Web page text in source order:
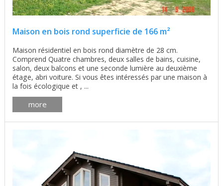
Maison en bois rond superficie de 166 m²
Maison résidentiel en bois rond diamètre de 28 cm.
Comprend Quatre chambres, deux salles de bains, cuisine,
salon, deux balcons et une seconde lumière au deuxième
étage, abri voiture. Si vous êtes intéressés par une maison à
la fois écologique et , ...
more